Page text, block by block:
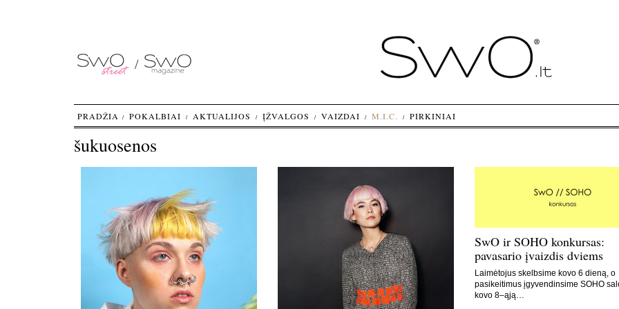
šukuosenos
SwO ir SOHO konkursas:
pavasario įvaizdis dviems
Laimėtojus skelbsime kovo 6 dieną, o
pasikeitimus įgyvendinsime SOHO
kovo 8–ąją…
PRADŽIA POKALBIAI AKTUALIJOS ĮŽVALGOS VAIZDAI M.I.C. PIRKINIAI